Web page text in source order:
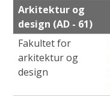
Arkitektur og
design (AD - 61)
Fakultet for
arkitektur og
design